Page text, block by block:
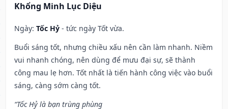
Khổng Minh Lục Diệu
Ngày: Tốc Hỷ - tức ngày Tốt vừa.
Buổi sáng tốt, nhưng chiều xấu nên cần làm nhanh. Niềm
vui nhanh chóng, nên dùng để mưu đại sự, sẽ thành
công mau lẹ hơn. Tốt nhất là tiến hành công việc vào buổi
sáng, càng sớm càng tốt.
“Tốc Hỷ là bạn trùng phùng